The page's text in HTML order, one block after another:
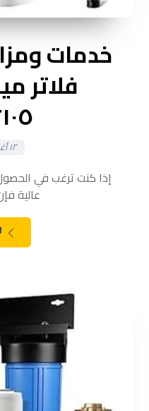
خدمات
فلاتر
١٢ أغسطس، ٢٠٢٥
إذا كنت ترغب في
عالية